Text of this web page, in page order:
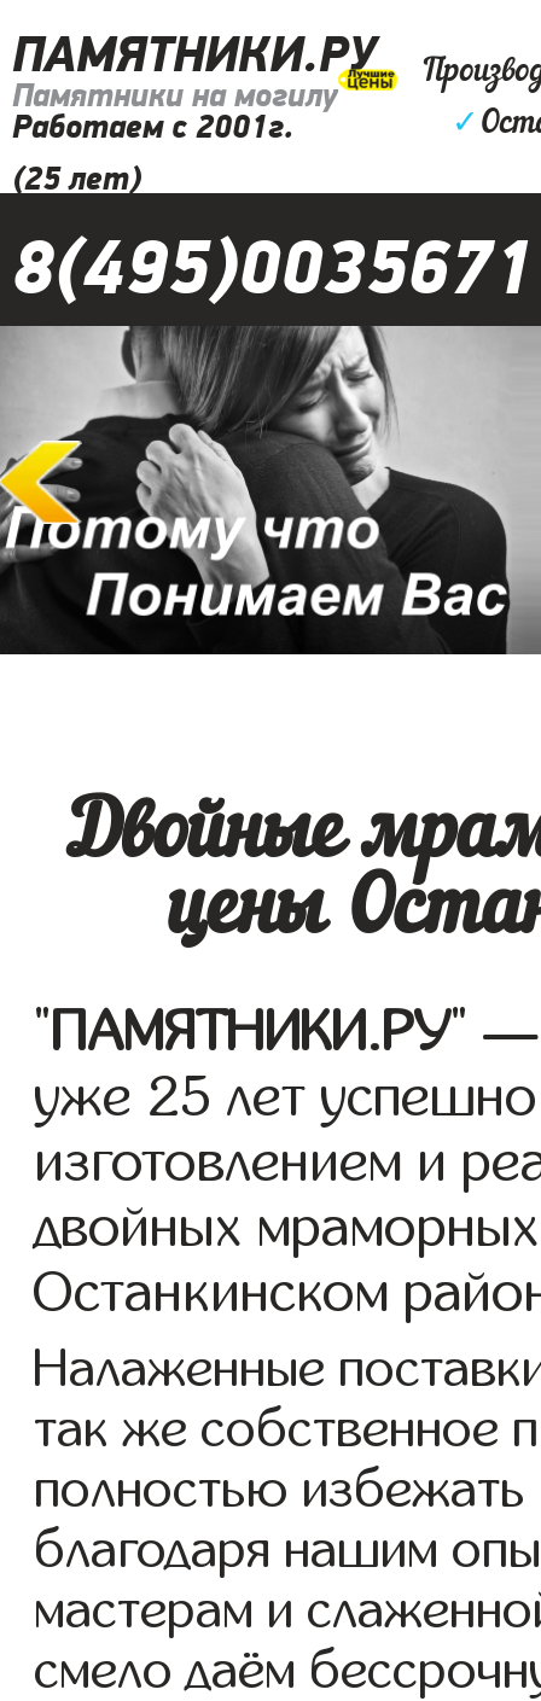
ПАМЯТНИКИ.РУ
Памятники на могилу
Работаем с 2001г.
(25 лет)
✓
8(495)0035671
Двойные
цены
"ПАМЯТНИКИ.РУ" —
уже 25 лет
изготовлением и
двойных
Останкинском
Налаженные
так же собственное
полностью
благодаря нашим
мастерам и
смело даём